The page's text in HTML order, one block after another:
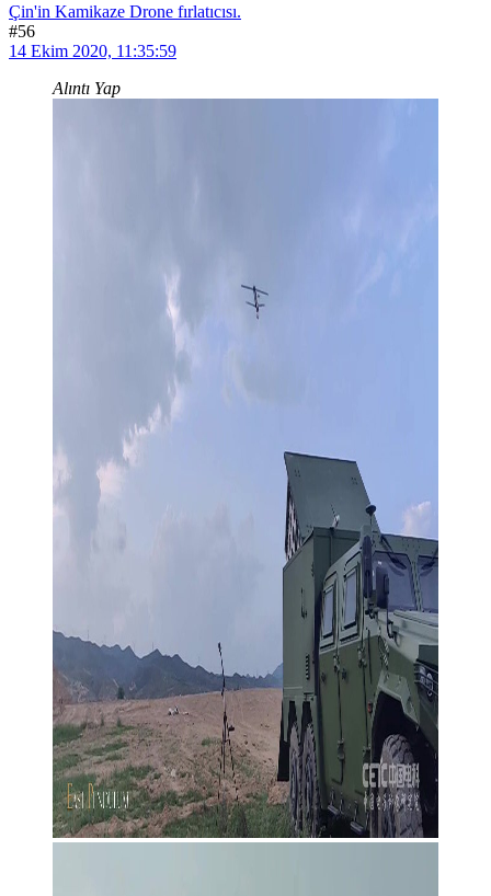
Çin'in Kamikaze Drone fırlatıcısı.
#56
14 Ekim 2020, 11:35:59
Alıntı Yap